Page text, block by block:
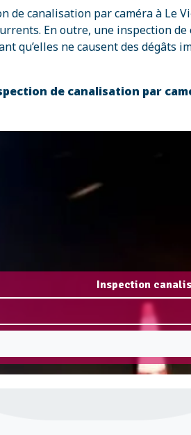
de canalisation par caméra à Le
En outre, une inspection
qu’elles ne causent des
de canalisation par
Inspection